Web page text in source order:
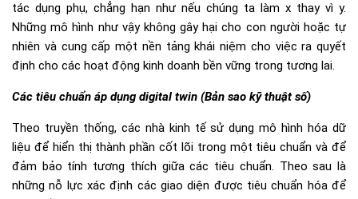
tác dụng phụ, chẳng hạn như nếu chúng ta làm x thay vì y.
Những mô hình như vậy không gây hại cho con người hoặc tự
nhiên và cung cấp một nền tảng khái niệm cho việc ra quyết
định cho các hoạt động kinh doanh bền vững trong tương lai.
Các tiêu chuẩn áp dụng digital twin (Bản sao kỹ thuật số)
Theo truyền thống, các nhà kinh tế sử dụng mô hình hóa dữ
liệu để hiển thị thành phần cốt lõi trong một tiêu chuẩn và để
đảm bảo tính tương thích giữa các tiêu chuẩn. Theo sau là
những nỗ lực xác định các giao diện được tiêu chuẩn hóa để